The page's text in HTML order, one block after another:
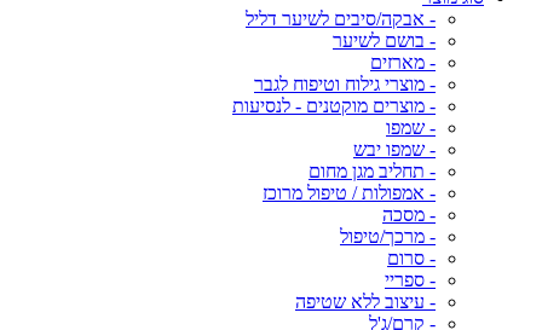
- אבקה/סיבים לשיער דליל
- בושם לשיער
- מארזים
- מוצרי גילוח וטיפוח לגבר
- מוצרים מוקטנים - לנסיעות
- שמפו
- שמפו יבש
- תחליב מגן מחום
- אמפולות / טיפול מרוכז
- מסכה
- מרכך/טיפול
- סרום
- ספריי
- עיצוב ללא שטיפה
- קרם/ג'ל